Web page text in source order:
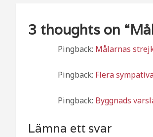
3 thoughts on “
Pingback: Målarnas
Pingback: Flera
Pingback: Byggnads
Lämna ett svar